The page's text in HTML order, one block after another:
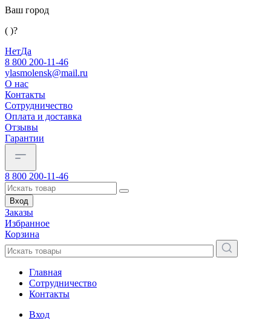
Ваш город
( )?
НетДа
8 800 200-11-46
ylasmolensk@mail.ru
О нас
Контакты
Сотрудничество
Оплата и доставка
Отзывы
Гарантии
8 800 200-11-46
Вход
Заказы
Избранное
Корзина
Главная
Сотрудничество
Контакты
Вход